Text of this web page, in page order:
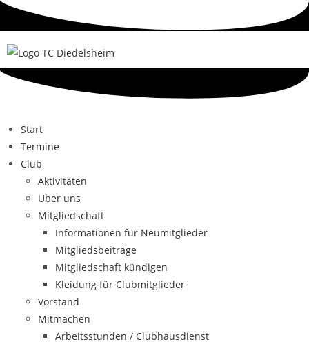
Start
Termine
Club
Aktivitäten
Über uns
Mitgliedschaft
Informationen für Neumitglieder
Mitgliedsbeiträge
Mitgliedschaft kündigen
Kleidung für Clubmitglieder
Vorstand
Mitmachen
Arbeitsstunden / Clubhausdienst